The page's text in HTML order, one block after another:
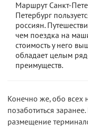
Маршрут Санкт-
Петербург
россиян.
чем поездка на
стоимость у него
обладает целым
преимуществ.
Конечно же, обо всех
позаботиться
размещение